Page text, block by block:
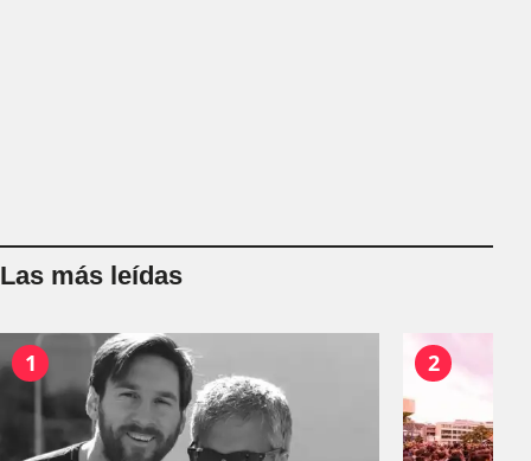
Las más leídas
1 2